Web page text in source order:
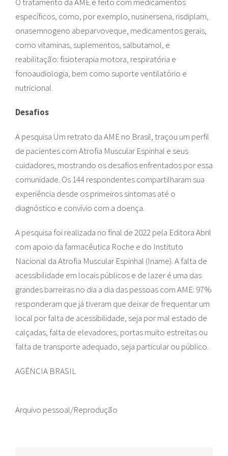
específicos, como, por exemplo, nusinersena, risdiplam,
onasemnogeno abeparvoveque, medicamentos gerais,
como vitaminas, suplementos, salbutamol, e
reabilitação: fisioterapia motora, respiratória e
fonoaudiologia, bem como suporte ventilatório e
nutricional.
Desafios
A pesquisa Um retrato da AME no Brasil, traçou um perfil
de pacientes com Atrofia Muscular Espinhal e seus
cuidadores, mostrando os desafios enfrentados por essa
comunidade. Os 144 respondentes compartilharam sua
experiência desde os primeiros sintomas até o
diagnóstico e convívio com a doença.
A pesquisa foi realizada no final de 2022 pela Editora Abril
com apoio da farmacêutica Roche e do Instituto
Nacional da Atrofia Muscular Espinhal (Iname). A falta de
acessibilidade em locais públicos e de lazer é uma das
grandes barreiras no dia a dia das pessoas com AME: 97%
responderam que já tiveram que deixar de frequentar um
local por falta de acessibilidade, seja por mal estado de
calçadas, falta de elevadores, portas muito estreitas ou
falta de transporte adequado, seja particular ou público.
AGÊNCIA BRASIL
Arquivo pessoal/Reprodução